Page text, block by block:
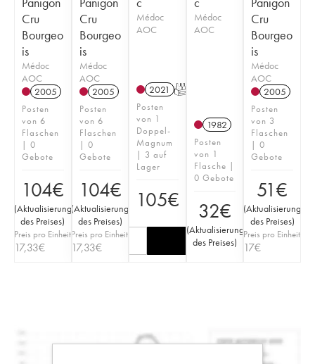
Cru
Bourgeo
is
Médoc
AOC
2005
Posten
von 6
Flaschen
| 0
Gebote
104€
(Aktualisierung
des Preises)
Preis pro Einheit
17,33€
Cru
Bourgeo
is
Médoc
AOC
2005
Posten
von 6
Flaschen
| 0
Gebote
104€
(Aktualisierung
des Preises)
Preis pro Einheit
17,33€
Médoc
AOC
2021 T
Posten
von 1
Doppel-
Magnum
| 3 auf
Lager
105€
Médoc
AOC
1982
Posten
von 1
Flasche |
0 Gebote
32€
(Aktualisierung
des Preises)
Cru
Bourgeo
is
Médoc
AOC
2005
Posten
von 3
Flaschen
| 0
Gebote
51€
(Aktualisierung
des Preises)
Preis pro Einheit
17€